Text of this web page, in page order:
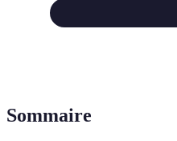
Sommaire